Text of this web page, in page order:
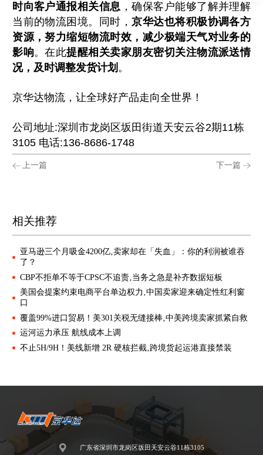
时向客户通报相关信息 ，确保客户能够了解并理解
当前的物流困境。同时，京华达也将积极协调各方
资源，努力缩短物流时效，减少极端天气对业务的
影响。在此提醒相关卖家朋友密切关注物流派送情
况，及时调整发货计划 。
京华达物流，让全球好产品走向全世界！
公司地址:深圳市龙岗区坂田街道天安云谷2期11栋
3105 电话:136-8686-1748
上一篇 下一篇
相关推荐
亚马逊三个月吸金4200亿‚卖家却在「失血」：你的利润被谁吞
了？
CBP不拒单不等于CPSC不追责‚当务之急是补齐数据短板
美国会提案约束电商平台单边权力‚中国卖家迎来确定性红利窗
口
覆盖99%进口贸易！美301关税无缝接棒‚中美跨境卖家抓紧自救
运河运力承压 航线成本上调
不止5H/9H！美线新增 2R 硬核拦截‚跨境货起运港直接禁装
广东省深圳市龙岗区坂田天安云谷11栋3105